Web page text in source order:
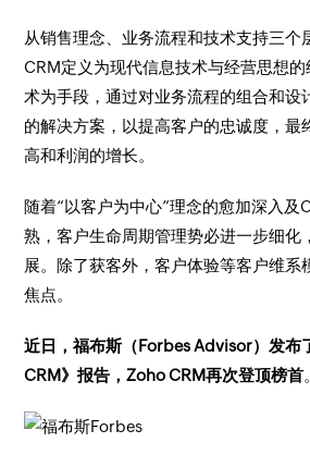
从销售理念、业务流程和技术支持三个
CRM定义为现代信息技术与经营思想
术为手段，通过对业务流程的组合和设
的解决方案，以提高客户的忠诚度，最
高和利润的增长。
随着“以客户为中心”理念的愈加深入及
熟，客户生命周期管理势必进一步细化
展。除了获客外，客户体验等客户维系
焦点。
近日，福布斯（Forbes Advisor）发布
CRM》报告，Zoho CRM再次登顶榜首。